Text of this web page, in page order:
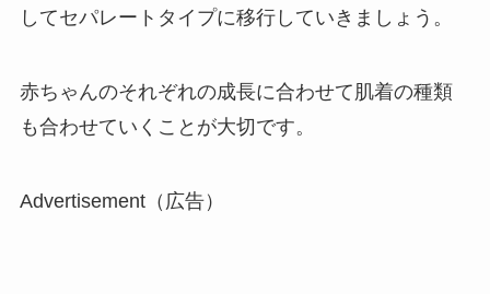
してセパレートタイプに移行していきましょう。
赤ちゃんのそれぞれの成長に合わせて肌着の種類
も合わせていくことが大切です。
Advertisement（広告）